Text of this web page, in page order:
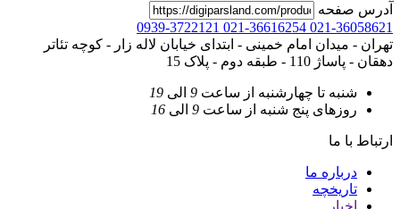
آدرس صفحه
021-36058621
021-36616254
0939-3722121
تهران - میدان امام خمینی - ابتدای خیابان لاله زار - کوچه تئاتر
دهقان - پاساژ 110 - طبقه دوم - پلاک 15
شنبه تا چهارشنبه از ساعت 9 الی 19
روزهای پنج شنبه از ساعت 9 الی 16
ارتباط با ما
درباره ما
تاریخچه
اخبار